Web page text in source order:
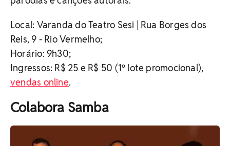
Local: Varanda do Teatro Sesi | Rua Borges dos
Reis, 9 - Rio Vermelho;
Horário: 9h30;
Ingressos: R$ 25 e R$ 50 (1º lote promocional),
vendas online.
Colabora Samba